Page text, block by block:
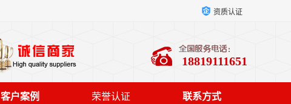
资质认证
18819111651
客户案例 荣誉认证 联系方式